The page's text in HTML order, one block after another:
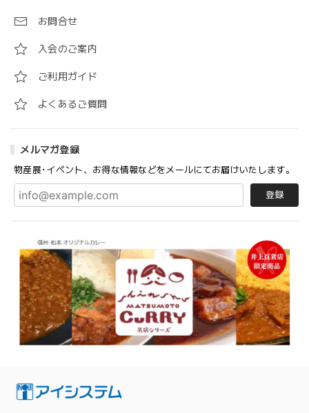
お問合せ
入会のご案内
ご利用ガイド
よくあるご質問
メルマガ登録
物産展･イベント、お得な情報などをメールにてお届けいたします。
登録